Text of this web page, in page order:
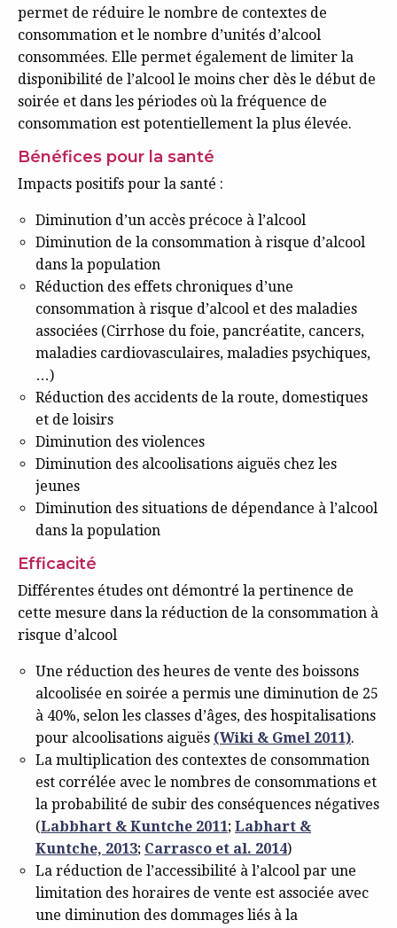
permet de réduire le nombre de contextes de
consommation et le nombre d’unités d’alcool
consommées. Elle permet également de limiter la
disponibilité de l’alcool le moins cher dès le début de
soirée et dans les périodes où la fréquence de
consommation est potentiellement la plus élevée.
Bénéfices pour la santé
Impacts positifs pour la santé :
Diminution d’un accès précoce à l’alcool
Diminution de la consommation à risque d’alcool
dans la population
Réduction des effets chroniques d’une
consommation à risque d’alcool et des maladies
associées (Cirrhose du foie, pancréatite, cancers,
maladies cardiovasculaires, maladies psychiques,
…)
Réduction des accidents de la route, domestiques
et de loisirs
Diminution des violences
Diminution des alcoolisations aiguës chez les
jeunes
Diminution des situations de dépendance à l’alcool
dans la population
Efficacité
Différentes études ont démontré la pertinence de
cette mesure dans la réduction de la consommation à
risque d’alcool
Une réduction des heures de vente des boissons
alcoolisée en soirée a permis une diminution de 25
à 40%, selon les classes d’âges, des hospitalisations
pour alcoolisations aiguës (Wiki & Gmel 2011).
La multiplication des contextes de consommation
est corrélée avec le nombres de consommations et
la probabilité de subir des conséquences négatives
(Labbhart & Kuntche 2011; Labhart &
Kuntche, 2013; Carrasco et al. 2014)
La réduction de l’accessibilité à l’alcool par une
limitation des horaires de vente est associée avec
une diminution des dommages liés à la